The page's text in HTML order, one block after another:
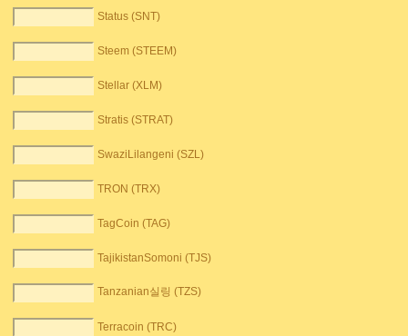
Status (SNT)
Steem (STEEM)
Stellar (XLM)
Stratis (STRAT)
SwaziLilangeni (SZL)
TRON (TRX)
TagCoin (TAG)
TajikistanSomoni (TJS)
Tanzanian실링 (TZS)
Terracoin (TRC)